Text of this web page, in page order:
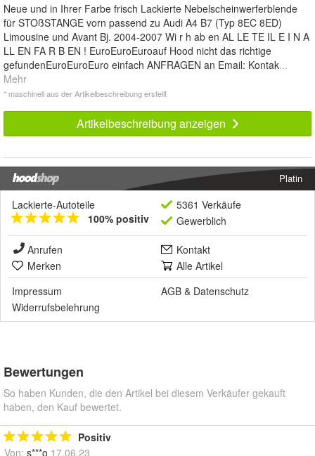
Neue und in Ihrer Farbe frisch Lackierte Nebelscheinwerferblende
für STOßSTANGE vorn passend zu Audi A4 B7 (Typ 8EC 8ED)
Limousine und Avant Bj. 2004-2007 Wi r h ab en AL LE TE IL E I N A
LL EN FA R B EN ! EuroEuroEuroauf Hood nicht das richtige
gefundenEuroEuroEuro einfach ANFRAGEN an Email: Kontak...
Mehr
* maschinell aus der Artikelbeschreibung erstellt
Artikelbeschreibung anzeigen
Platin
Lackierte-Autoteile
100% positiv
5361 Verkäufe
Gewerblich
Anrufen
Kontakt
Merken
Alle Artikel
Impressum
AGB & Datenschutz
Widerrufsbelehrung
Bewertungen
So haben Kunden, die den Artikel bei diesem Verkäufer gekauft
haben, den Kauf bewertet.
Positiv
Von: s***o 17.06.23